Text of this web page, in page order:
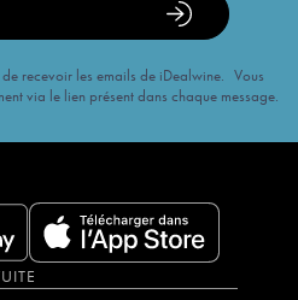
recevoir les emails de iDealwine. Vous
via le lien présent dans chaque message.